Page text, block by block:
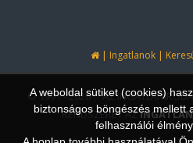
| Ingatlanok|
© 1997 - 2026 AZ INGATLANIRODA
RENDSZERÉT AZINGATLAN
A weboldal sütiket (cookies)
biztonságos böngészés mellett
felhasználói